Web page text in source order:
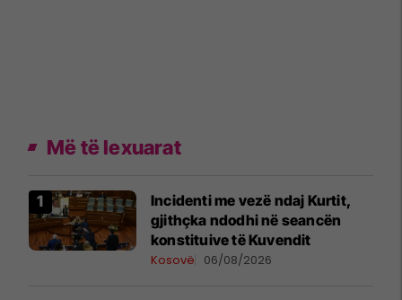
Më të lexuarat
Incidenti me vezë ndaj Kurtit,
gjithçka ndodhi në seancën
konstituive të Kuvendit
Kosovë 06/08/2026